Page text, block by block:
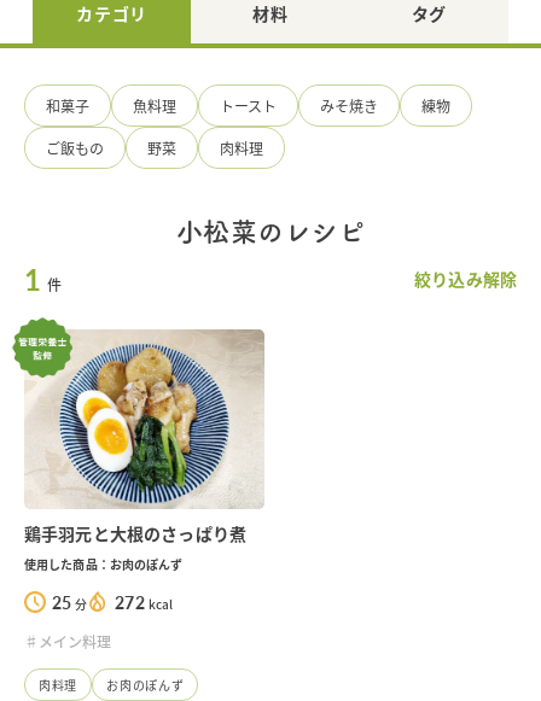
料
の
造
り
ひ
ろ
品
カテゴリ 材料 タグ
和菓子 魚料理 トースト みそ焼き 練物
ご飯もの 野菜 肉料理
小松菜のレシピ
1 件 絞り込み解除
鶏手羽元と大根のさっぱり煮
使用した商品：お肉のぽんず
25 分 272 kcal
♯メイン料理
肉料理
お肉のぽんず